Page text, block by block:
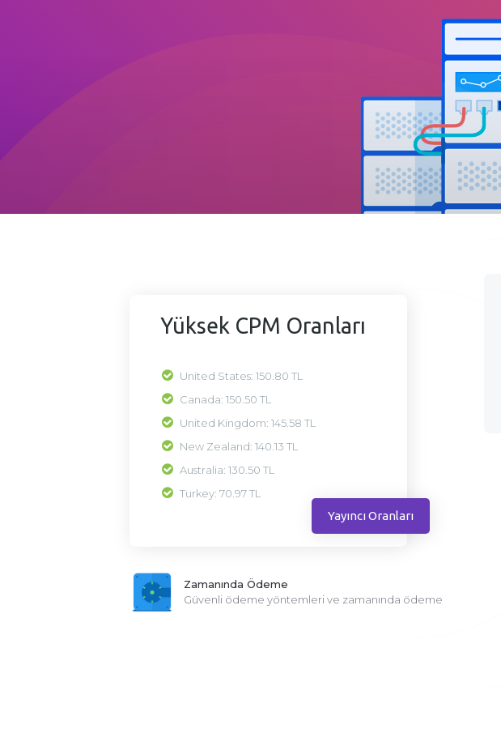
Yüksek CPM Oranları
United States: 150.80 TL
Canada: 150.50 TL
United Kingdom: 145.58 TL
New Zealand: 140.13 TL
Australia: 130.50 TL
Turkey: 70.97 TL
Yayıncı Oranları
Zamanında Ödeme
Güvenli ödeme yöntemleri ve zamanında ödeme